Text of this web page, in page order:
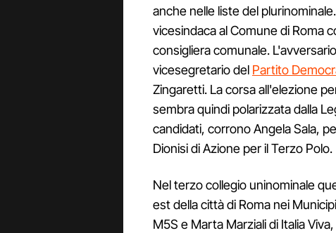
anche nelle liste del
vicesindaca al Comune di Roma
consigliera comunale.
vicesegretario del Partito
Zingaretti. La corsa all'elezione
sembra quindi polarizzata dalla
candidati, corrono Angela Sala,
Dionisi di Azione per il Terzo Polo.
Nel terzo collegio uninominale
est della città di Roma nei
M5S e Marta Marziali di Italia